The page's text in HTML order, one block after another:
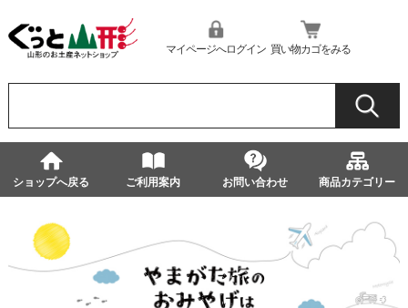
マイページへログイン 買い物カゴをみる
ショップへ戻る ご利用案内 お問い合わせ 商品カテゴリー